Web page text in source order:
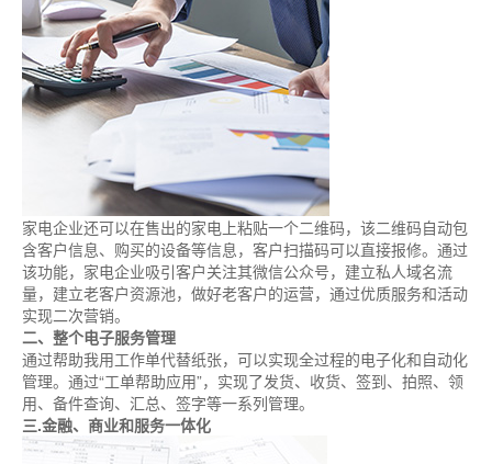
家电企业还可以在售出的家电上粘贴一个二维码，该二维码自动包
含客户信息、购买的设备等信息，客户扫描码可以直接报修。通过
该功能，家电企业吸引客户关注其微信公众号，建立私人域名流
量，建立老客户资源池，做好老客户的运营，通过优质服务和活动
实现二次营销。
二、整个电子服务管理
通过帮助我用工作单代替纸张，可以实现全过程的电子化和自动化
管理。通过“工单帮助应用”，实现了发货、收货、签到、拍照、领
用、备件查询、汇总、签字等一系列管理。
三.金融、商业和服务一体化